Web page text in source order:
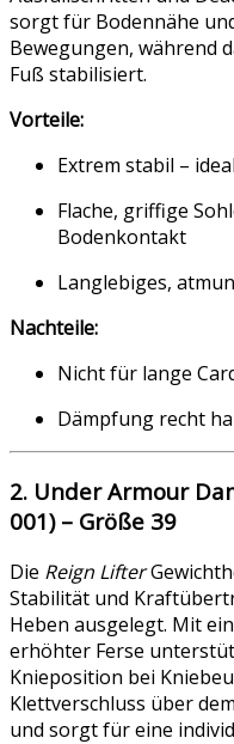
sorgt für Bodennähe
Bewegungen, während
Fuß stabilisiert.
Vorteile:
Extrem stabil –
Flache, griffige
Bodenkontakt
Langlebiges,
Nachteile:
Nicht für lange
Dämpfung recht
2. Under Armour
001) – Größe 39
Die Reign Lifter
Stabilität und
Heben ausgelegt. Mit
erhöhter Ferse
Knieposition bei
Klettverschluss über
und sorgt für eine